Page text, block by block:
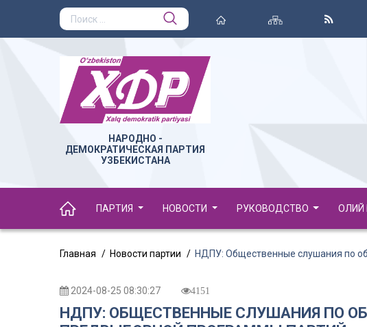
НАРОДНО -
ДЕМОКРАТИЧЕСКАЯ ПАРТИЯ
УЗБЕКИСТАНА
ПАРТИЯ НОВОСТИ РУКОВОДСТВО
Главная Новости партии НДПУ: Общественные слушания по
2024-08-25 08:30:27 4151
НДПУ: ОБЩЕСТВЕННЫЕ СЛУШАНИЯ ПО